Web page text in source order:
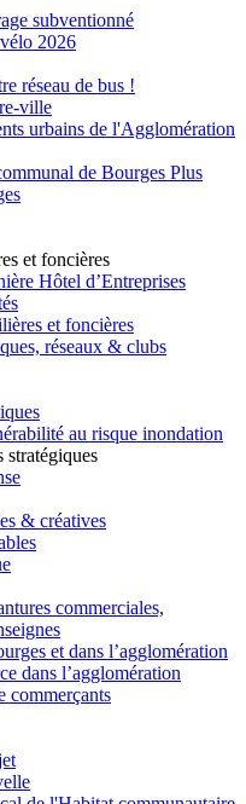
subventionné
2026
réseau de bus !
ville
urbains de l'Agglomération
de Bourges Plus
et foncières
Hôtel d’Entreprises
et foncières
réseaux & clubs
au risque inondation
stratégiques
& créatives
commerciales,
et dans l’agglomération
dans l’agglomération
commerçants